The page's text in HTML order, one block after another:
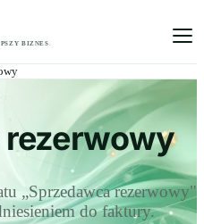
BIZNES
„Sprzedawca rezerwowy"
do faktury.